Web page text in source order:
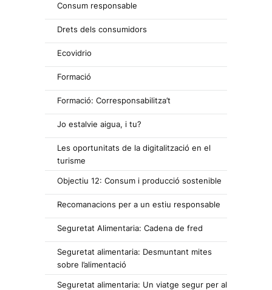
Consum responsable
Drets dels consumidors
Ecovidrio
Formació
Formació: Corresponsabilitza’t
Jo estalvie aigua, i tu?
Les oportunitats de la digitalització en el
turisme
Objectiu 12: Consum i producció sostenible
Recomanacions per a un estiu responsable
Seguretat Alimentaria: Cadena de fred
Seguretat alimentaria: Desmuntant mites
sobre l’alimentació
Seguretat alimentaria: Un viatge segur per al